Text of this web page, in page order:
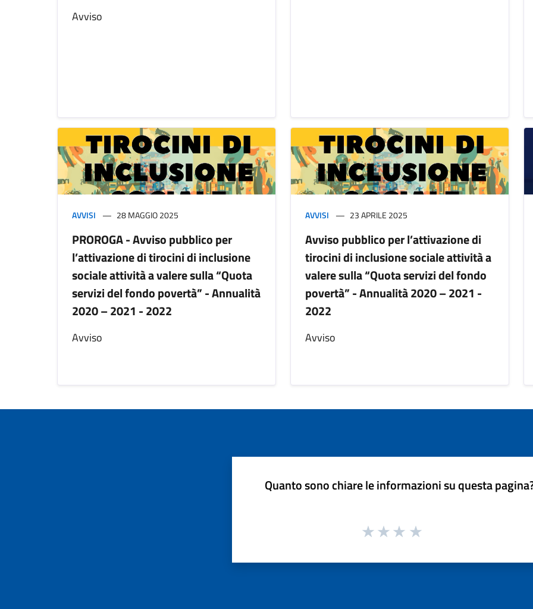
Avviso
AVVISI 28 MAGGIO 2025
PROROGA - Avviso pubblico per
l’attivazione di tirocini di inclusione
sociale attività a valere sulla “Quota
servizi del fondo povertà” - Annualità
2020 – 2021 - 2022
Avviso
AVVISI 23 APRILE 2025
Avviso pubblico per l’attivazione di
tirocini di inclusione sociale attività a
valere sulla “Quota servizi del fondo
povertà” - Annualità 2020 – 2021 -
2022
Avviso
Quanto sono chiare le informazioni su questa